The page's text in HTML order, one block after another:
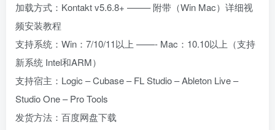
加载方式：Kontakt v5.6.8+ ——– 附带（Win Mac）详细视
频安装教程
支持系统：Win：7/10/11以上 ——- Mac：10.10以上（支持
新系统 Intel和ARM）
支持宿主：Logic – Cubase – FL Studio – Ableton Live –
Studio One – Pro Tools
发货方法：百度网盘下载